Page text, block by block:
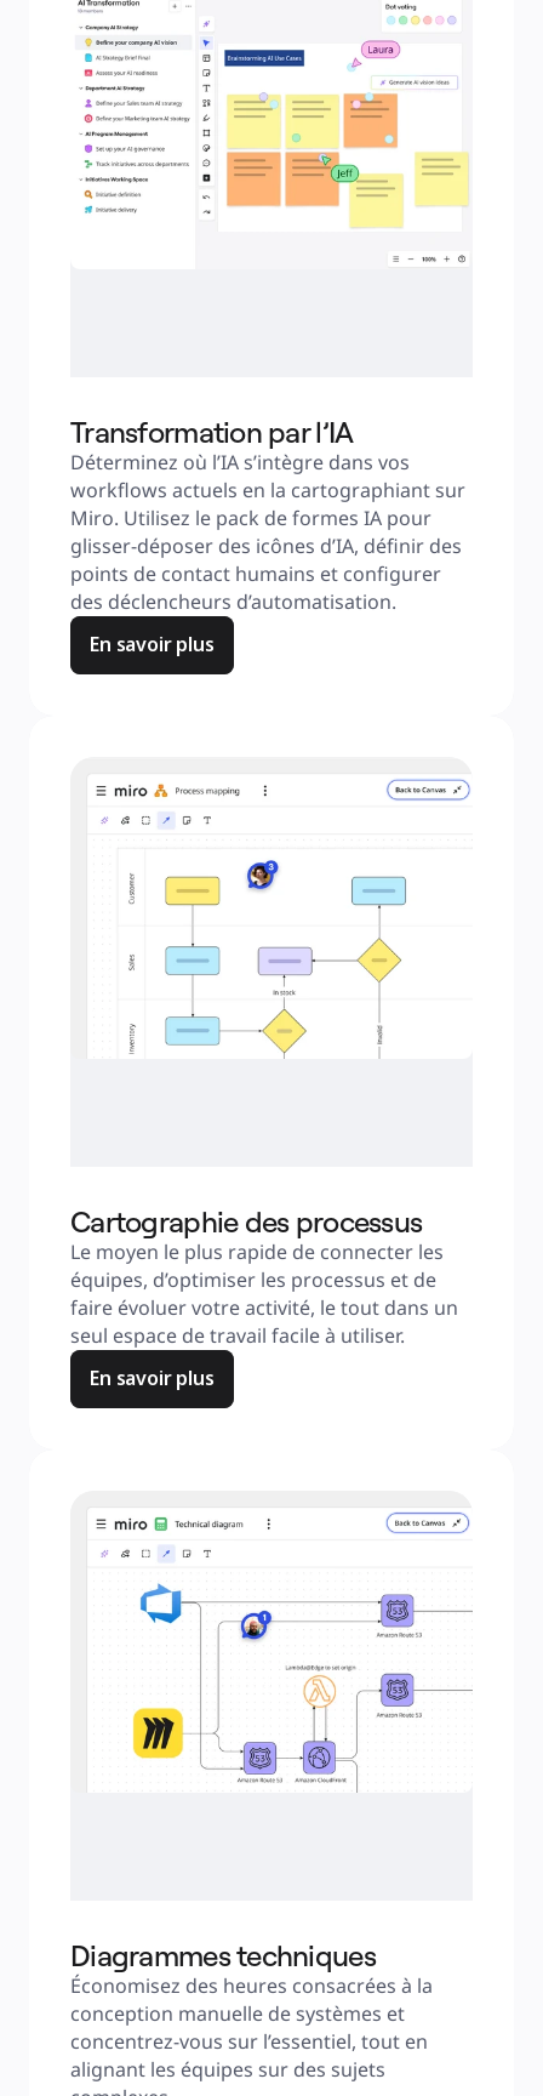
Transformation par l’IA
Déterminez où l’IA s’intègre dans vos
workflows actuels en la cartographiant sur
Miro. Utilisez le pack de formes IA pour
glisser-déposer des icônes d’IA, définir des
points de contact humains et configurer
des déclencheurs d’automatisation.
En savoir plus
Cartographie des processus
Le moyen le plus rapide de connecter les
équipes, d’optimiser les processus et de
faire évoluer votre activité, le tout dans un
seul espace de travail facile à utiliser.
En savoir plus
Diagrammes techniques
Économisez des heures consacrées à la
conception manuelle de systèmes et
concentrez‑vous sur l’essentiel, tout en
alignant les équipes sur des sujets